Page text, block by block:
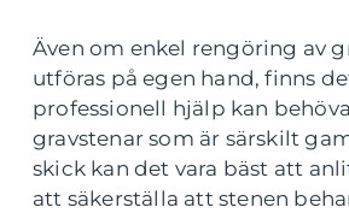
Även om enkel rengöring av
utföras på egen hand, finns
professionell hjälp kan
gravstenar som är särskilt
skick kan det vara bäst att
att säkerställa att stenen